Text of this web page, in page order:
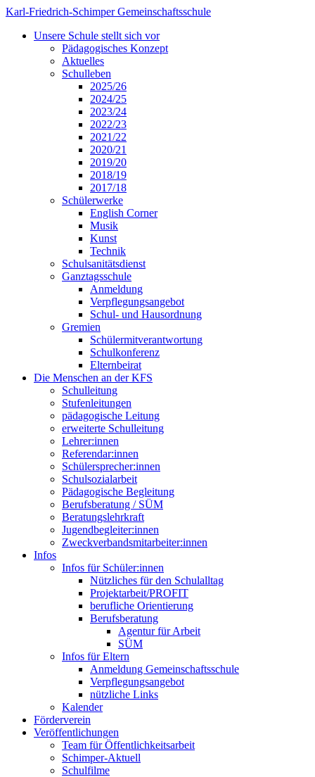
Karl-Friedrich-Schimper Gemeinschaftsschule
Unsere Schule stellt sich vor
Pädagogisches Konzept
Aktuelles
Schulleben
2025/26
2024/25
2023/24
2022/23
2021/22
2020/21
2019/20
2018/19
2017/18
Schülerwerke
English Corner
Musik
Kunst
Technik
Schulsanitätsdienst
Ganztagsschule
Anmeldung
Verpflegungsangebot
Schul- und Hausordnung
Gremien
Schülermitverantwortung
Schulkonferenz
Elternbeirat
Die Menschen an der KFS
Schulleitung
Stufenleitungen
pädagogische Leitung
erweiterte Schulleitung
Lehrer:innen
Referendar:innen
Schülersprecher:innen
Schulsozialarbeit
Pädagogische Begleitung
Berufsberatung / SÜM
Beratungslehrkraft
Jugendbegleiter:innen
Zweckverbandsmitarbeiter:innen
Infos
Infos für Schüler:innen
Nützliches für den Schulalltag
Projektarbeit/PROFIT
berufliche Orientierung
Berufsberatung
Agentur für Arbeit
SÜM
Infos für Eltern
Anmeldung Gemeinschaftsschule
Verpflegungsangebot
nützliche Links
Kalender
Förderverein
Veröffentlichungen
Team für Öffentlichkeitsarbeit
Schimper-Aktuell
Schulfilme